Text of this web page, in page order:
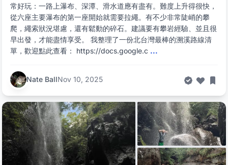
常好玩：一路上瀑布、深潭、滑水道應有盡有。難度上升得很快，
從六座主要瀑布的第一座開始就需要拉繩。有不少非常陡峭的攀
爬，繩索狀況堪慮，還有鬆動的碎石。建議要有攀岩經驗、並且很
早出發，才能盡情享受。 我整理了一份北台灣最棒的溯溪路線清
單，歡迎點此查看： https://docs.google.c ...
Nate BallNov 10, 2025